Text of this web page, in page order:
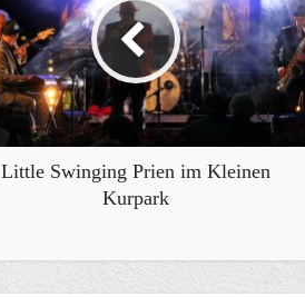
Little Swinging Prien im Kleinen
Kurpark